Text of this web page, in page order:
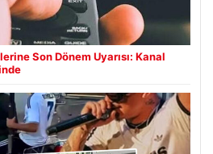
Son Dönem Uyarısı: Kanal